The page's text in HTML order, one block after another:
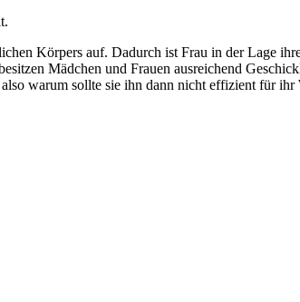
Körpers auf. Dadurch ist Frau in der Lage
Mädchen und Frauen ausreichend
warum sollte sie ihn dann nicht effizient für ihr